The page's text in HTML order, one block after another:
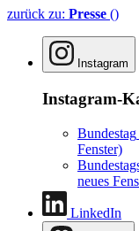
zurück zu: Presse ()
Instagram
Instagram-
Bundestag
Fenster)
neues
LinkedIn